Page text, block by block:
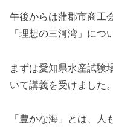
午後からは蒲郡市商工
「理想の三河湾」につ
まずは愛知県水産試験
いて講義を受けました。
「豊かな海」とは、人